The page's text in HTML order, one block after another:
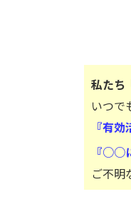
私たち
いつで
『有
『○○
ご不明